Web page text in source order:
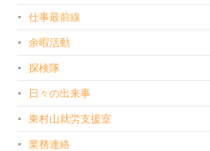
仕事最前線
余暇活動
探検隊
日々の出来事
東村山就労支援室
業務連絡